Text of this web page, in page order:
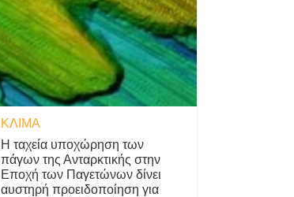
ΚΛΊΜΑ
Η ταχεία υποχώρηση των
πάγων της Ανταρκτικής στην
Εποχή των Παγετώνων δίνει
αυστηρή προειδοποίηση για